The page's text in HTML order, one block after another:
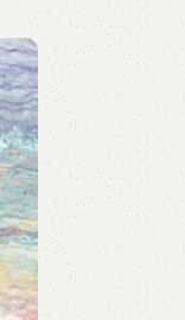
Chạm